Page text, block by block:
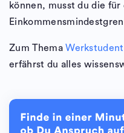
können, musst du die
Zum Thema
erfährst du alles